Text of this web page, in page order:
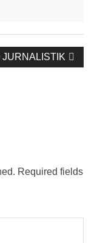
JURNALISTIK
Required fields